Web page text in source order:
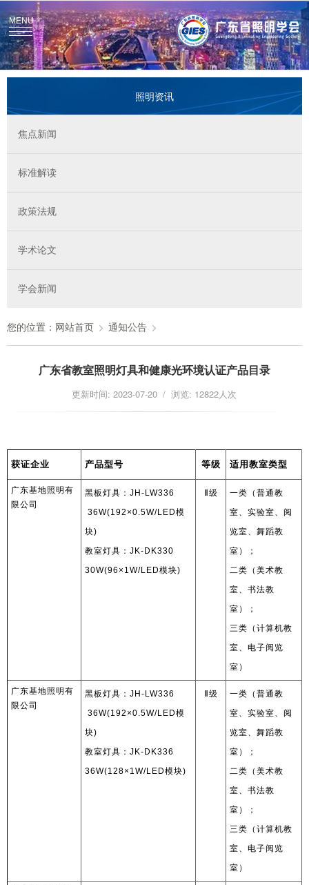
MENU
照明资讯
焦点新闻
标准解读
政策法规
学术论文
学会新闻
您的位置： 网站首页 通知公告
广东省教室照明灯具和健康光环境认证产品目录
更新时间: 2023-07-20 / 浏览: 12822人次
获证企业 产品型号 等级 适用教室类型
广东基地照明有
限公司
黑板灯具： JH-LW336
36W(192×0.5W/LED模
块)
教室灯具： JK-DK330
30W(96×1W/LED模块)
级
一类（普通教
室、实验室、阅
览室、舞蹈教
室）；
二类（美术教
室、书法教
室）；
三类（计算机教
室、电子阅览
室）
广东基地照明有
限公司
黑板灯具： JH-LW336
36W(192×0.5W/LED模
块)
教室灯具： JK-DK336
36W(128×1W/LED模块)
级
一类（普通教
室、实验室、阅
览室、舞蹈教
室）；
二类（美术教
室、书法教
室）；
三类（计算机教
室、电子阅览
室）